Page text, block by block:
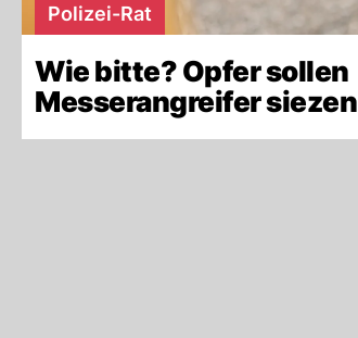
Polizei-Rat
Wie bitte? Opfer sollen
Messerangreifer siezen